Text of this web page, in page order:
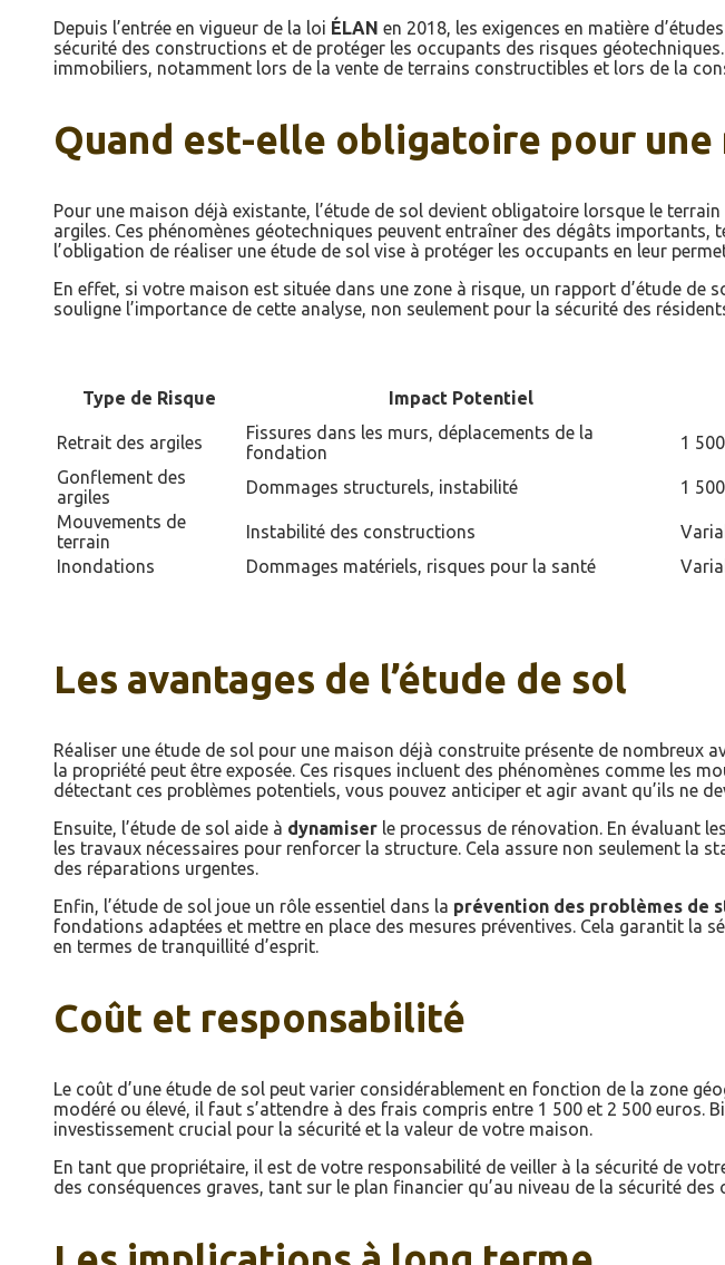
Depuis l’entrée en vigueur de la loi ÉLAN en 2018, les exigences en matière
sécurité des constructions et de protéger les occupants des risques
immobiliers, notamment lors de la vente de terrains constructibles et lors de la
Quand est-elle obligatoire pour une
Pour une maison déjà existante, l’étude de sol devient obligatoire lorsque le
argiles. Ces phénomènes géotechniques peuvent entraîner des dégâts
l’obligation de réaliser une étude de sol vise à protéger les occupants en leur
En effet, si votre maison est située dans une zone à risque, un rapport d’étude de
souligne l’importance de cette analyse, non seulement pour la sécurité des
Type de Risque Impact Potentiel
Retrait des argiles
Fissures dans les murs, déplacements de la
fondation
1
Gonflement des
argiles
Dommages structurels, instabilité 1
Mouvements de
terrain
Instabilité des constructions
Inondations
Dommages matériels, risques pour la santé
Les avantages de l’étude de sol
Réaliser une étude de sol pour une maison déjà construite présente de nombreux
la propriété peut être exposée. Ces risques incluent des phénomènes comme les
détectant ces problèmes potentiels, vous pouvez anticiper et agir avant qu’ils ne
Ensuite, l’étude de sol aide à dynamiser le processus de rénovation. En évaluant
les travaux nécessaires pour renforcer la structure. Cela assure non seulement la
des réparations urgentes.
Enfin, l’étude de sol joue un rôle essentiel dans la prévention des problèmes de
fondations adaptées et mettre en place des mesures préventives. Cela garantit
en termes de tranquillité d’esprit.
Coût et responsabilité
Le coût d’une étude de sol peut varier considérablement en fonction de la zone
modéré ou élevé, il faut s’attendre à des frais compris entre 1 500 et 2 500 euros.
investissement crucial pour la sécurité et la valeur de votre maison.
En tant que propriétaire, il est de votre responsabilité de veiller à la sécurité de
des conséquences graves, tant sur le plan financier qu’au niveau de la sécurité des